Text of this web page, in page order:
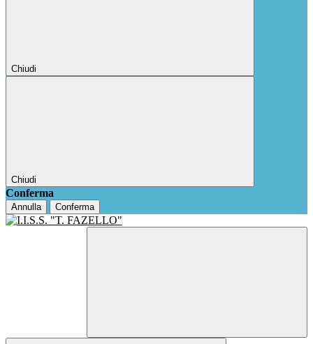
Chiudi
Chiudi
Conferma
Annulla Conferma